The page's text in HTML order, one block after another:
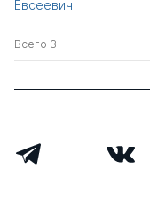
Евсеевич
Всего 3